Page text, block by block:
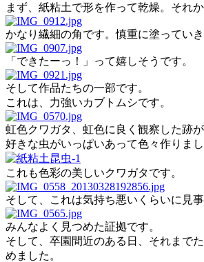
まず、紙粘土で形を作って乾燥。それ
かなり繊細の角です。慎重に塗っていき
「できたーっ！」って嬉しそうです。
そして作品たちの一部です。
これは、力強いカブトムシです。
虹色クワガタ、虹色に良く観察した跡が
好きな虫がいっぱいあって色々作りまし
これも色彩の美しいクワガタです。
そして、これは気持ち悪いくらいに見事
みんなよく見つめた証拠です。
そして、卒園間近のある日、それまで
めました。